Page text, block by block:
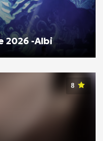
2026 -Albi
8